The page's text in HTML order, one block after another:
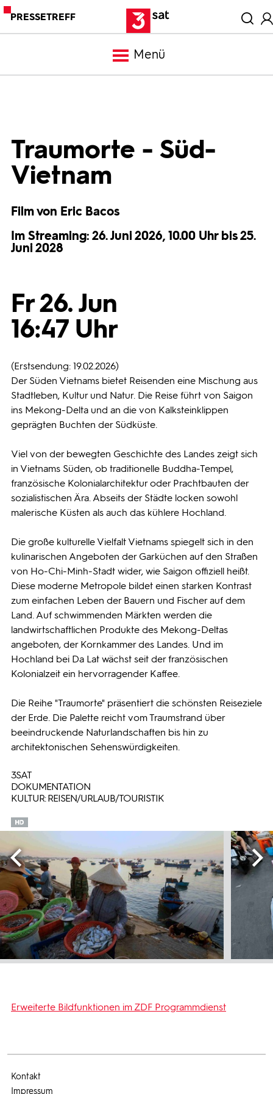
PRESSETREFF
Menü
Mediathek
Programmwochen
Traumorte - Süd-
Vietnam
Film von Eric Bacos
Im Streaming: 26. Juni 2026, 10.00 Uhr bis 25.
Juni 2028
Fr 26. Jun
16:47 Uhr
(Erstsendung: 19.02.2026)
Der Süden Vietnams bietet Reisenden eine Mischung aus
Stadtleben, Kultur und Natur. Die Reise führt von Saigon
ins Mekong-Delta und an die von Kalksteinklippen
geprägten Buchten der Südküste.
Viel von der bewegten Geschichte des Landes zeigt sich
in Vietnams Süden, ob traditionelle Buddha-Tempel,
französische Kolonialarchitektur oder Prachtbauten der
sozialistischen Ära. Abseits der Städte locken sowohl
malerische Küsten als auch das kühlere Hochland.
Die große kulturelle Vielfalt Vietnams spiegelt sich in den
kulinarischen Angeboten der Garküchen auf den Straßen
von Ho-Chi-Minh-Stadt wider, wie Saigon offiziell heißt.
Diese moderne Metropole bildet einen starken Kontrast
zum einfachen Leben der Bauern und Fischer auf dem
Land. Auf schwimmenden Märkten werden die
landwirtschaftlichen Produkte des Mekong-Deltas
angeboten, der Kornkammer des Landes. Und im
Hochland bei Da Lat wächst seit der französischen
Kolonialzeit ein hervorragender Kaffee.
Die Reihe "Traumorte" präsentiert die schönsten Reiseziele
der Erde. Die Palette reicht vom Traumstrand über
beeindruckende Naturlandschaften bis hin zu
architektonischen Sehenswürdigkeiten.
3SAT
DOKUMENTATION
KULTUR: REISEN/URLAUB/TOURISTIK
Erweiterte Bildfunktionen im ZDF Programmdienst
Kontakt
Impressum